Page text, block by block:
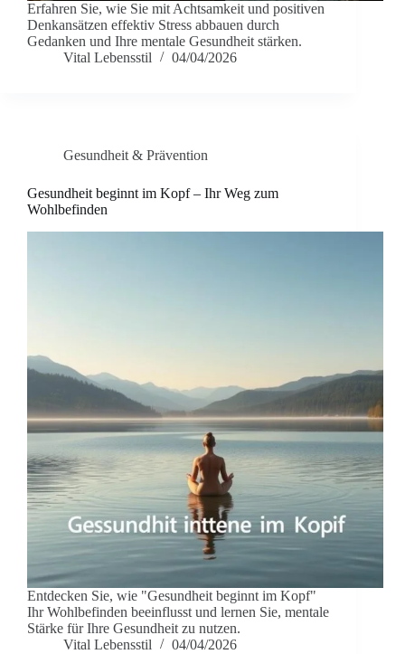
Erfahren Sie, wie Sie mit Achtsamkeit und positiven
Denkansätzen effektiv Stress abbauen durch
Gedanken und Ihre mentale Gesundheit stärken.
Vital Lebensstil
04/04/2026
Gesundheit & Prävention
Gesundheit beginnt im Kopf – Ihr Weg zum
Wohlbefinden
Entdecken Sie, wie "Gesundheit beginnt im Kopf"
Ihr Wohlbefinden beeinflusst und lernen Sie, mentale
Stärke für Ihre Gesundheit zu nutzen.
Vital Lebensstil
04/04/2026